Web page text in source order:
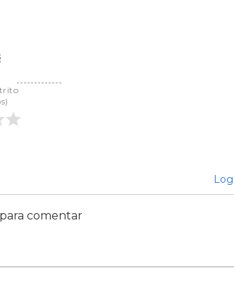
comentar